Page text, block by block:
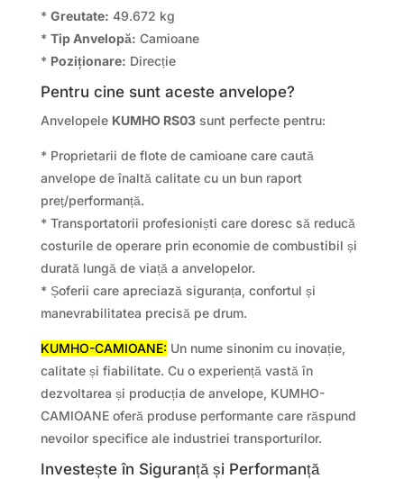
* Greutate: 49.672 kg
* Tip Anvelopă: Camioane
* Poziționare: Direcție
Pentru cine sunt aceste anvelope?
Anvelopele KUMHO RS03sunt perfecte pentru:
* Proprietarii de flote de camioane care caută
anvelope de înaltă calitate cu un bun raport
preț/performanță.
* Transportatorii profesioniști care doresc să reducă
costurile de operare prin economie de combustibil și
durată lungă de viață a anvelopelor.
* Șoferii care apreciază siguranța, confortul și
manevrabilitatea precisă pe drum.
KUMHO-CAMIOANE: Un nume sinonim cu inovație,
calitate și fiabilitate. Cu o experiență vastă în
dezvoltarea și producția de anvelope, KUMHO-
CAMIOANE oferă produse performante care răspund
nevoilor specifice ale industriei transporturilor.
Investește în Siguranță și Performanță